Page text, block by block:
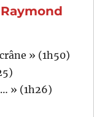
» (1h50)
» (1h26)